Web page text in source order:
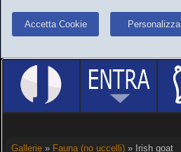
Accetta Cookie Personalizza
Gallerie» Fauna (no uccelli)» Irish goat